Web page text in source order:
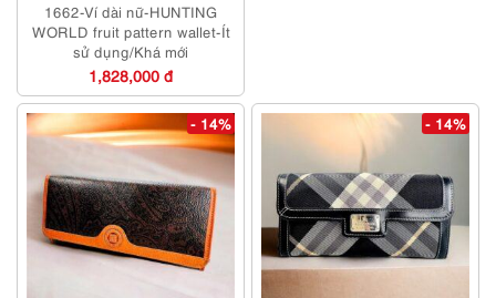
1662-Ví dài nữ-HUNTING
WORLD fruit pattern wallet-Ít
sử dụng/Khá mới
1,828,000 đ
- 14% - 14%